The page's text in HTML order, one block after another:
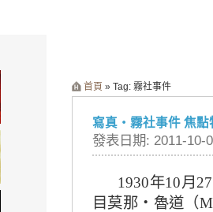
首頁 » Tag: 霧社事件
寫真‧霧社事件 焦點
發表日期: 2011-10-
1930年10月 27
目莫那‧魯道（